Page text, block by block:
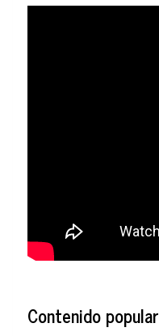
Contenido popular